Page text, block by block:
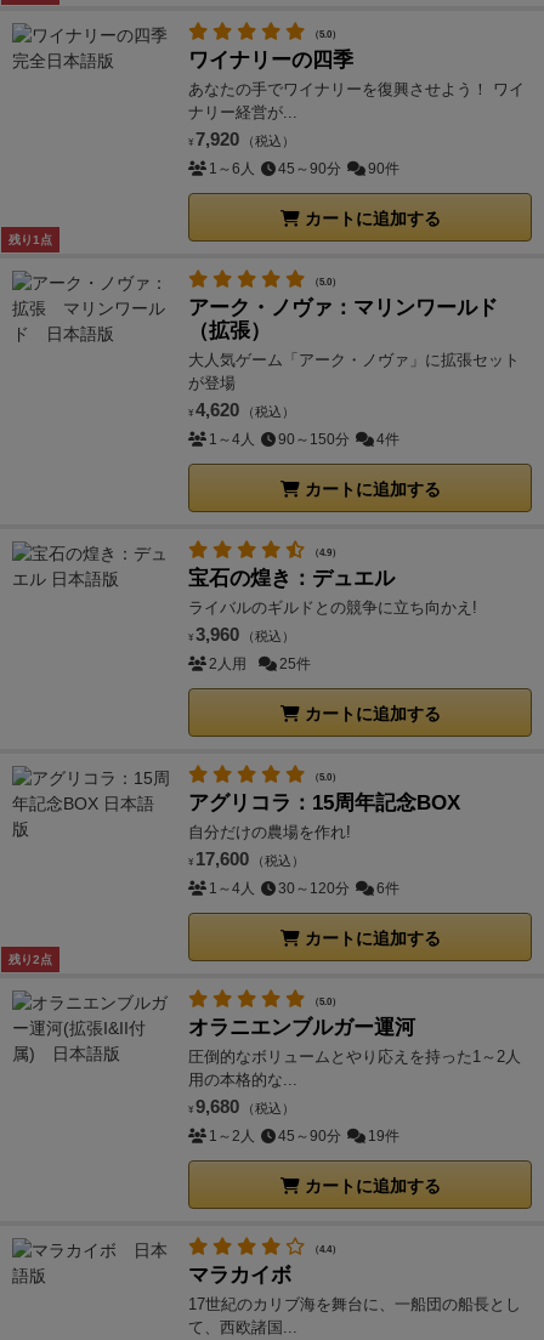
残り1点
（5.0）
ワイナリーの四季
あなたの手でワイナリーを復興させよう！ ワイ
ナリー経営が...
¥ 7,920 （税込）
1～6人 45～90分 90件
カートに追加する
（5.0）
アーク・ノヴァ：マリンワールド
（拡張）
大人気ゲーム「アーク・ノヴァ」に拡張セット
が登場
¥ 4,620 （税込）
1～4人 90～150分 4件
カートに追加する
（4.9）
宝石の煌き：デュエル
ライバルのギルドとの競争に立ち向かえ!
¥ 3,960 （税込）
2人用 25件
カートに追加する
残り2点
（5.0）
アグリコラ：15周年記念BOX
自分だけの農場を作れ!
¥ 17,600 （税込）
1～4人 30～120分 6件
カートに追加する
（5.0）
オラニエンブルガー運河
圧倒的なボリュームとやり応えを持った1～2人
用の本格的な...
¥ 9,680 （税込）
1～2人 45～90分 19件
カートに追加する
（4.4）
マラカイボ
17世紀のカリブ海を舞台に、一船団の船長とし
て、西欧諸国...